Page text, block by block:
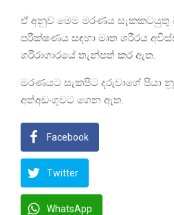
ඒ අනුව මෙම මරණය සැකකටයුතු
පරීක්ෂණය සඳහා මෘත ශරීරය
ශරීරාගාරයේ තැන්පත් කර ඇත.
මරණයට සැකපිට දරුවාගේ පියා
අත්අඩංගුවට ගෙන ඇත.
Facebook
Twitter
WhatsApp